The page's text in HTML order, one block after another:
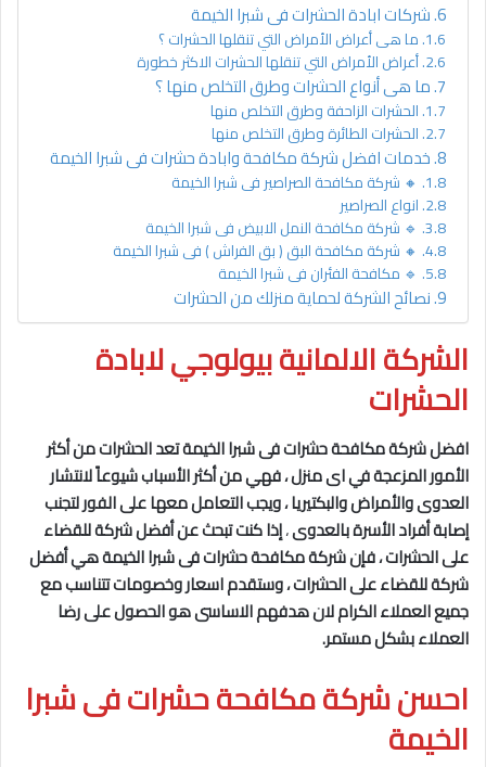
شركات ابادة الحشرات فى شبرا الخيمة
ما هى أعراض الأمراض التي تنقلها الحشرات ؟
أعراض الأمراض التي تنقلها الحشرات الاكثر خطورة
ما هى أنواع الحشرات وطرق التخلص منها ؟
الحشرات الزاحفة وطرق التخلص منها
الحشرات الطائرة وطرق التخلص منها
خدمات افضل شركة مكافحة وابادة حشرات فى شبرا الخيمة
🔸 شركة مكافحة الصراصير فى شبرا الخيمة
انواع الصراصير
🔹 شركة مكافحة النمل الابيض فى شبرا الخيمة
🔸 شركة مكافحة البق ( بق الفراش ) فى شبرا الخيمة
🔹 مكافحة الفئران فى شبرا الخيمة
نصائح الشركة لحماية منزلك من الحشرات
الشركة الالمانية بيولوجي لابادة
الحشرات
افضل شركة مكافحة حشرات فى شبرا الخيمةتعد الحشرات من أكثر
الأمور المزعجة في اى منزل ، فهي من أكثر الأسباب شيوعاً لانتشار
العدوى والأمراض والبكتيريا ، ويجب التعامل معها على الفور لتجنب
إصابة أفراد الأسرة بالعدوى،إذا كنت تبحث عن أفضل شركة للقضاء
على الحشرات ، فإن شركة مكافحة حشرات فى شبرا الخيمةهي أفضل
شركة للقضاء على الحشرات ، وستقدم اسعار وخصومات تتناسب مع
جميع العملاء الكرام لان هدفهم الاساسى هو الحصول على رضا
العملاء بشكل مستمر.
احسن شركة مكافحة حشرات فى شبرا
الخيمة